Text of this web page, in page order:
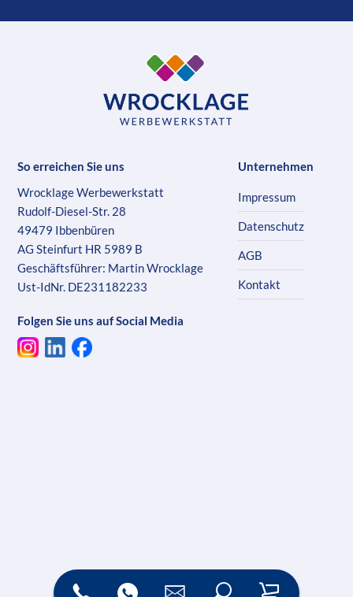
So erreichen Sie uns
Wrocklage Werbewerkstatt
Rudolf-Diesel-Str. 28
49479 Ibbenbüren
AG Steinfurt HR 5989 B
Geschäftsführer: Martin Wrocklage
Ust-IdNr. DE231182233
Folgen Sie uns auf Social Media
Unternehmen
Impressum
Datenschutz
AGB
Kontakt